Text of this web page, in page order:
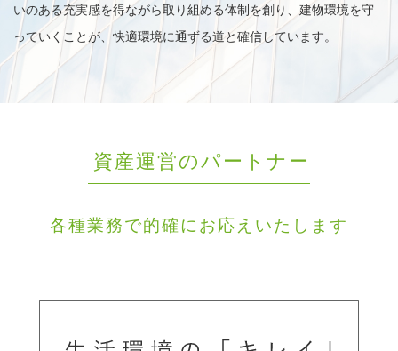
いのある充実感を得ながら取り組める体制を創り、建物環境を守
っていくことが、快適環境に通ずる道と確信しています。
資産運営のパートナー
各種業務で的確にお応えいたします